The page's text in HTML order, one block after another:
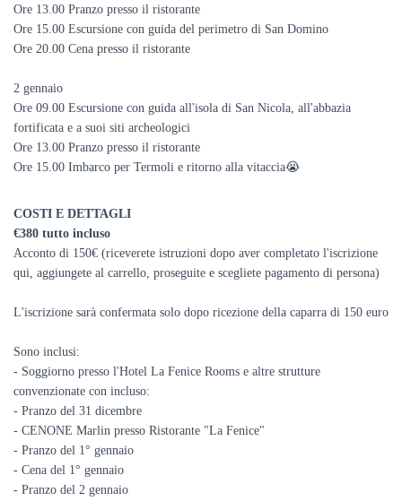
Ore 13.00 Pranzo presso il ristorante
Ore 15.00 Escursione con guida del perimetro di San Domino
Ore 20.00 Cena presso il ristorante
2 gennaio
Ore 09.00 Escursione con guida all'isola di San Nicola, all'abbazia
fortificata e a suoi siti archeologici
Ore 13.00 Pranzo presso il ristorante
Ore 15.00 Imbarco per Termoli e ritorno alla vitaccia😭
COSTI E DETTAGLI
€380 tutto incluso
Acconto di 150€ (riceverete istruzioni dopo aver completato l'iscrizione
qui, aggiungete al carrello, proseguite e scegliete pagamento di persona)
L'iscrizione sarà confermata solo dopo ricezione della caparra di 150 euro
Sono inclusi:
- Soggiorno presso l'Hotel La Fenice Rooms e altre strutture
convenzionate con incluso:
- Pranzo del 31 dicembre
- CENONE Marlin presso Ristorante "La Fenice"
- Pranzo del 1° gennaio
- Cena del 1° gennaio
- Pranzo del 2 gennaio